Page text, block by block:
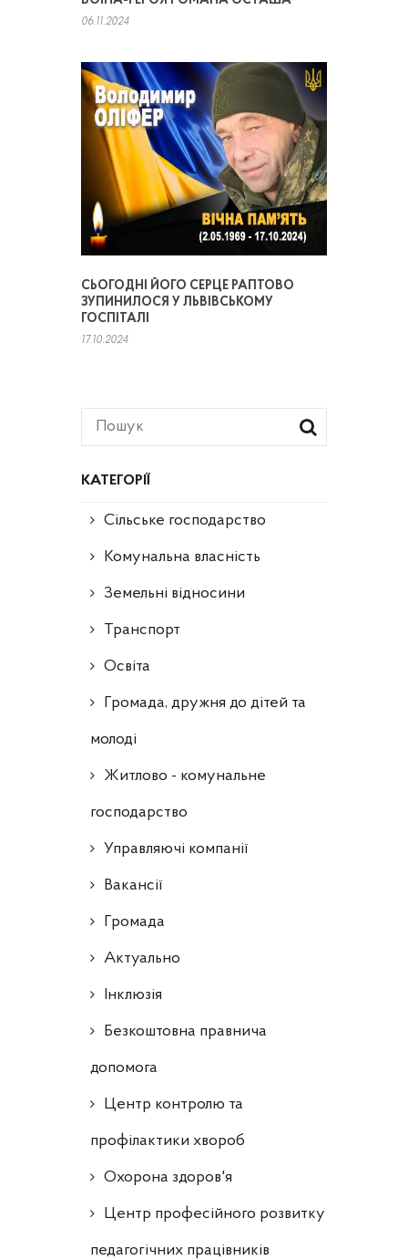
КАТЕГОРІЇ
Сільське господарство
Комунальна власність
Земельні відносини
Транспорт
Освіта
Громада, дружня до дітей та
молоді
Житлово - комунальне
господарство
Управляючі компанії
Ваканcії
Громада
Актуально
Інклюзія
Безкоштовна правнича
допомога
Центр контролю та
профілактики хвороб
Охорона здоров'я
Центр професійного розвитку
педагогічних працівників
06.11.2024
СЬОГОДНІ ЙОГО СЕРЦЕ РАПТОВО
ЗУПИНИЛОСЯ У ЛЬВІВСЬКОМУ
ГОСПІТАЛІ
17.10.2024